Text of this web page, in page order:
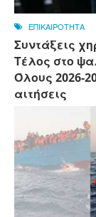
ΕΠΙΚΑΙΡΟΤΗΤΑ
Συντάξεις
Τέλος στο
Όλους 2026-
αιτήσεις